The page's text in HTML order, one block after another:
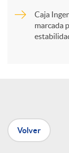
t
n
Caja
marcada
Volver